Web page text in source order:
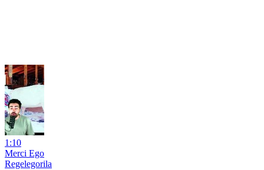
1:10
Merci Ego
Regelegorila